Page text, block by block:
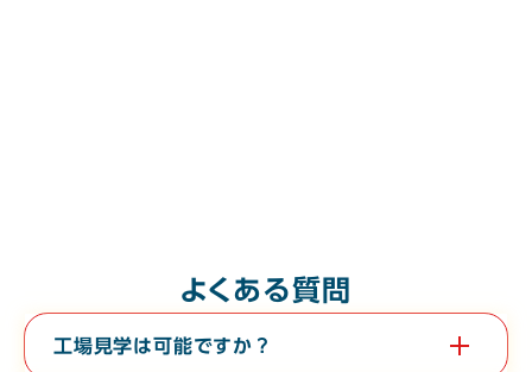
よくある質問
工場見学は可能ですか？